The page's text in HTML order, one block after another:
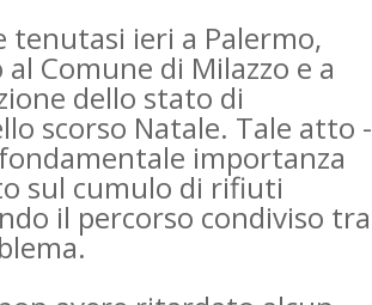
tenutasi ieri a Palermo,
Comune di Milazzo e a
dello stato di
scorso Natale. Tale atto -
importanza
sul cumulo di rifiuti
il percorso condiviso tra